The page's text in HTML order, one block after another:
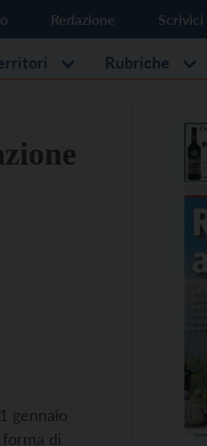
Redazione Scrivici
Rubriche
gennaio
di